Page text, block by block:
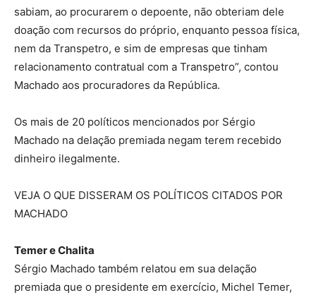
sabiam, ao procurarem o depoente, não obteriam dele
doação com recursos do próprio, enquanto pessoa física,
nem da Transpetro, e sim de empresas que tinham
relacionamento contratual com a Transpetro”, contou
Machado aos procuradores da República.
Os mais de 20 políticos mencionados por Sérgio
Machado na delação premiada negam terem recebido
dinheiro ilegalmente.
VEJA O QUE DISSERAM OS POLÍTICOS CITADOS POR
MACHADO
Temer e Chalita
Sérgio Machado também relatou em sua delação
premiada que o presidente em exercício, Michel Temer,